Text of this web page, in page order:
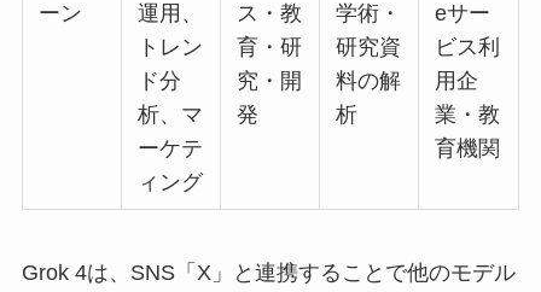
ーン
運用、
トレン
ド分
析、マ
ーケテ
ィング
ス・教
育・研
究・開
発
学術・
研究資
料の解
析
eサー
ビス利
用企
業・教
育機関
Grok 4は、SNS「X」と連携することで他のモデル